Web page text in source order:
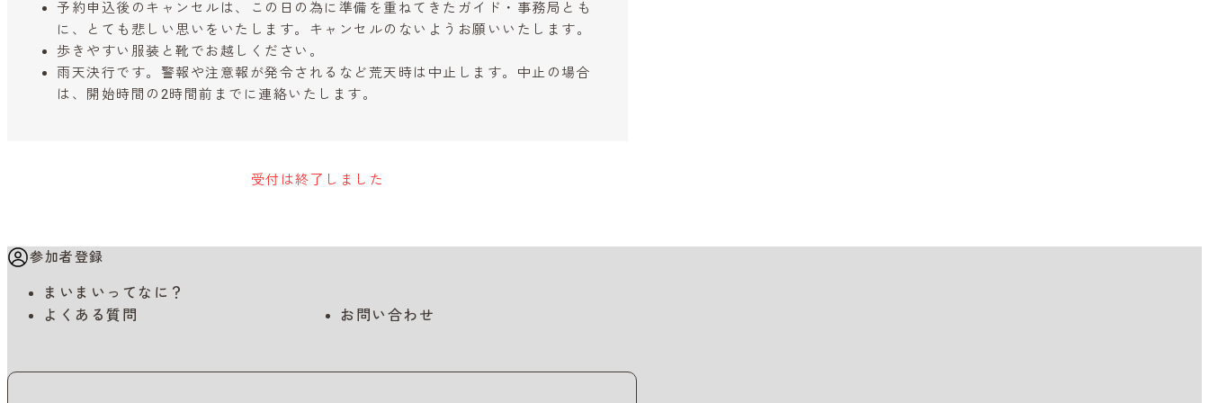
予約申込後のキャンセルは、この日の為に準備を重ねてきたガイド・事務局とも
に、とても悲しい思いをいたします。キャンセルのないようお願いいたします。
歩きやすい服装と靴でお越しください。
雨天決行です。警報や注意報が発令されるなど荒天時は中止します。中止の場合
は、開始時間の2時間前までに連絡いたします。
受付は終了しました
参加者登録
まいまいってなに？
よくある質問
お問い合わせ